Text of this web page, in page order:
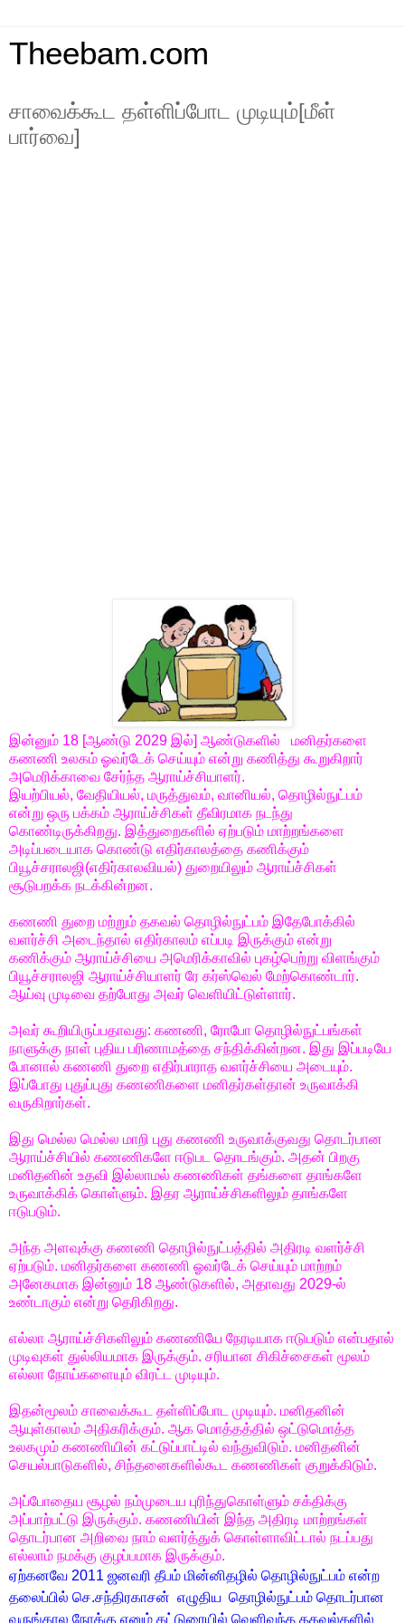
Theebam.com
சாவைக்கூட தள்ளிப்போட முடியும்[மீள்
பார்வை]
இன்னும் 18 [ஆண்டு 2029 இல்] ஆண்டுகளில் மனிதர்களை
கணணி உலகம் ஓவர்டேக் செய்யும் என்று கணித்து கூறுகிறார்
அமெரிக்காவை சேர்ந்த ஆராய்ச்சியாளர்.
இயற்பியல், வேதியியல், மருத்துவம், வானியல், தொழில்நுட்பம்
என்று ஒரு பக்கம் ஆராய்ச்சிகள் தீவிரமாக நடந்து
கொண்டிருக்கிறது. இத்துறைகளில் ஏற்படும் மாற்றங்களை
அடிப்படையாக கொண்டு எதிர்காலத்தை கணிக்கும்
பியூச்சராலஜி(எதிர்காலவியல்) துறையிலும் ஆராய்ச்சிகள்
சூடுபறக்க நடக்கின்றன.
கணணி துறை மற்றும் தகவல் தொழில்நுட்பம் இதேபோக்கில்
வளர்ச்சி அடைந்தால் எதிர்காலம் எப்படி இருக்கும் என்று
கணிக்கும் ஆராய்ச்சியை அமெரிக்காவில் புகழ்பெற்று விளங்கும்
பியூச்சராலஜி ஆராய்ச்சியாளர் ரே கர்ஸ்வெல் மேற்கொண்டார்.
ஆய்வு முடிவை தற்போது அவர் வெளியிட்டுள்ளார்.
அவர் கூறியிருப்பதாவது: கணணி, ரோபோ தொழில்நுட்பங்கள்
நாளுக்கு நாள் புதிய பரிணாமத்தை சந்திக்கின்றன. இது இப்படியே
போனால் கணணி துறை எதிர்பாராத வளர்ச்சியை அடையும்.
இப்போது புதுப்புது கணணிகளை மனிதர்கள்தான் உருவாக்கி
வருகிறார்கள்.
இது மெல்ல மெல்ல மாறி புது கணணி உருவாக்குவது தொடர்பான
ஆராய்ச்சியில் கணணிகளே ஈடுபட தொடங்கும். அதன் பிறகு
மனிதனின் உதவி இல்லாமல் கணணிகள் தங்களை தாங்களே
உருவாக்கிக் கொள்ளும். இதர ஆராய்ச்சிகளிலும் தாங்களே
ஈடுபடும்.
அந்த அளவுக்கு கணணி தொழில்நுட்பத்தில் அதிரடி வளர்ச்சி
ஏற்படும். மனிதர்களை கணணி ஓவர்டேக் செய்யும் மாற்றம்
அனேகமாக இன்னும் 18 ஆண்டுகளில், அதாவது 2029-ல்
உண்டாகும் என்று தெரிகிறது.
எல்லா ஆராய்ச்சிகளிலும் கணணியே நேரடியாக ஈடுபடும் என்பதால்
முடிவுகள் துல்லியமாக இருக்கும். சரியான சிகிச்சைகள் மூலம்
எல்லா நோய்களையும் விரட்ட முடியும்.
இதன்மூலம் சாவைக்கூட தள்ளிப்போட முடியும். மனிதனின்
ஆயுள்காலம் அதிகரிக்கும். ஆக மொத்தத்தில் ஒட்டுமொத்த
உலகமும் கணணியின் கட்டுப்பாட்டில் வந்துவிடும். மனிதனின்
செயல்பாடுகளில், சிந்தனைகளில்கூட கணணிகள் குறுக்கிடும்.
அப்போதைய சூழல் நம்முடைய புரிந்துகொள்ளும் சக்திக்கு
அப்பாற்பட்டு இருக்கும். கணணியின் இந்த அதிரடி மாற்றங்கள்
தொடர்பான அறிவை நாம் வளர்த்துக் கொள்ளாவிட்டால் நடப்பது
எல்லாம் நமக்கு குழப்பமாக இருக்கும்.
ஏற்கனவே 2011 ஜனவரி தீபம் மின்னிதழில் தொழில்நுட்பம் என்ற
தலைப்பில் செ.சந்திரகாசன் எழுதிய தொழில்நுட்பம் தொடர்பான
வருங்கால நோக்கு எனும் கட்டுரையில் வெளிவந்த தகவல்களில்